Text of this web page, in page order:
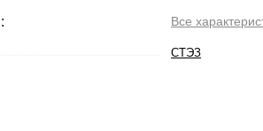
Все
СТЭЗ